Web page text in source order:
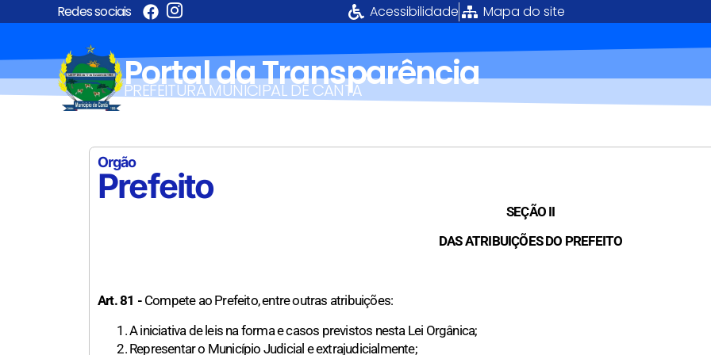
Redes sociais Acessibilidade Mapa do site
Portal da Transparência
PREFEITURA MUNICIPAL DE CANTÁ
Orgão
Prefeito
SEÇÃO II
DAS ATRIBUIÇÕES DO PREFEITO
Art. 81 -Compete ao Prefeito, entre outras atribuições:
A iniciativa de leis na forma e casos previstos nesta Lei Orgânica;
Representar o Município Judicial e extrajudicialmente;